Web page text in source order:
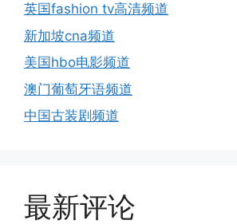
英国fashion tv高清频道
新加坡cna频道
美国hbo电影频道
澳门葡萄牙语频道
中国古装剧频道
最新评论